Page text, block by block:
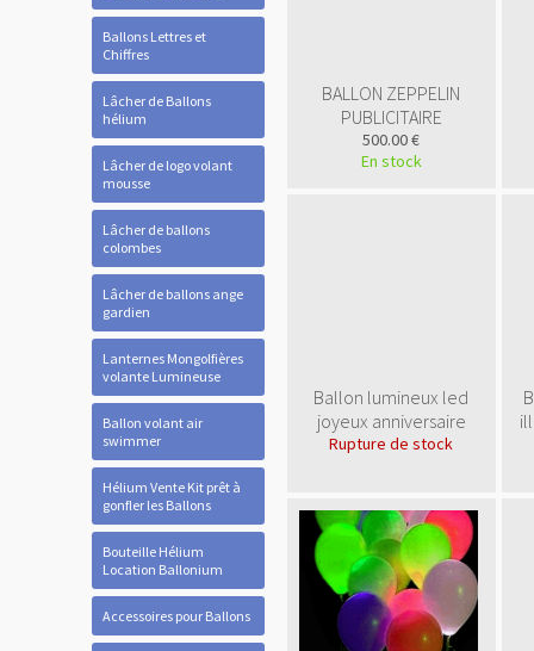
Ballons Lettres et
Chiffres
Lâcher de Ballons
hélium
Lâcher de logo volant
mousse
Lâcher de ballons
colombes
Lâcher de ballons ange
gardien
Lanternes Mongolfières
volante Lumineuse
Ballon volant air
swimmer
Hélium Vente Kit prêt à
gonfler les Ballons
Bouteille Hélium
Location Ballonium
Accessoires pour Ballons
BALLON ZEPPELIN
PUBLICITAIRE
500.00 €
En stock
Ballon lumineux led
joyeux anniversaire
Rupture de stock